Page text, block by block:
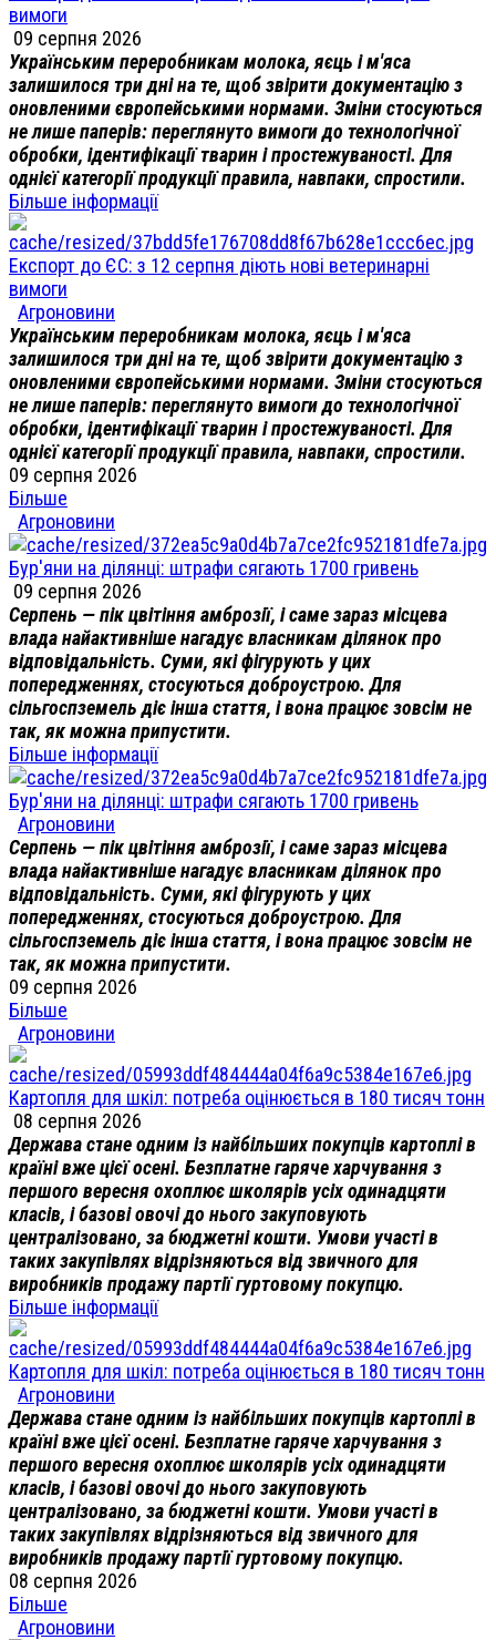
вимоги
09 серпня 2026
Українським переробникам молока, яєць і м'яса
залишилося три дні на те, щоб звірити документацію з
оновленими європейськими нормами. Зміни стосуються
не лише паперів: переглянуто вимоги до технологічної
обробки, ідентифікації тварин і простежуваності. Для
однієї категорії продукції правила, навпаки, спростили.
Більше інформації
Експорт до ЄС: з 12 серпня діють нові ветеринарні
вимоги
Агроновини
Українським переробникам молока, яєць і м'яса
залишилося три дні на те, щоб звірити документацію з
оновленими європейськими нормами. Зміни стосуються
не лише паперів: переглянуто вимоги до технологічної
обробки, ідентифікації тварин і простежуваності. Для
однієї категорії продукції правила, навпаки, спростили.
09 серпня 2026
Більше
Агроновини
Бур'яни на ділянці: штрафи сягають 1700 гривень
09 серпня 2026
Серпень — пік цвітіння амброзії, і саме зараз місцева
влада найактивніше нагадує власникам ділянок про
відповідальність. Суми, які фігурують у цих
попередженнях, стосуються доброустрою. Для
сільгоспземель діє інша стаття, і вона працює зовсім не
так, як можна припустити.
Більше інформації
Бур'яни на ділянці: штрафи сягають 1700 гривень
Агроновини
Серпень — пік цвітіння амброзії, і саме зараз місцева
влада найактивніше нагадує власникам ділянок про
відповідальність. Суми, які фігурують у цих
попередженнях, стосуються доброустрою. Для
сільгоспземель діє інша стаття, і вона працює зовсім не
так, як можна припустити.
09 серпня 2026
Більше
Агроновини
Картопля для шкіл: потреба оцінюється в 180 тисяч тонн
08 серпня 2026
Держава стане одним із найбільших покупців картоплі в
країні вже цієї осені. Безплатне гаряче харчування з
першого вересня охоплює школярів усіх одинадцяти
класів, і базові овочі до нього закуповують
централізовано, за бюджетні кошти. Умови участі в
таких закупівлях відрізняються від звичного для
виробників продажу партії гуртовому покупцю.
Більше інформації
Картопля для шкіл: потреба оцінюється в 180 тисяч тонн
Агроновини
Держава стане одним із найбільших покупців картоплі в
країні вже цієї осені. Безплатне гаряче харчування з
першого вересня охоплює школярів усіх одинадцяти
класів, і базові овочі до нього закуповують
централізовано, за бюджетні кошти. Умови участі в
таких закупівлях відрізняються від звичного для
виробників продажу партії гуртовому покупцю.
08 серпня 2026
Більше
Агроновини